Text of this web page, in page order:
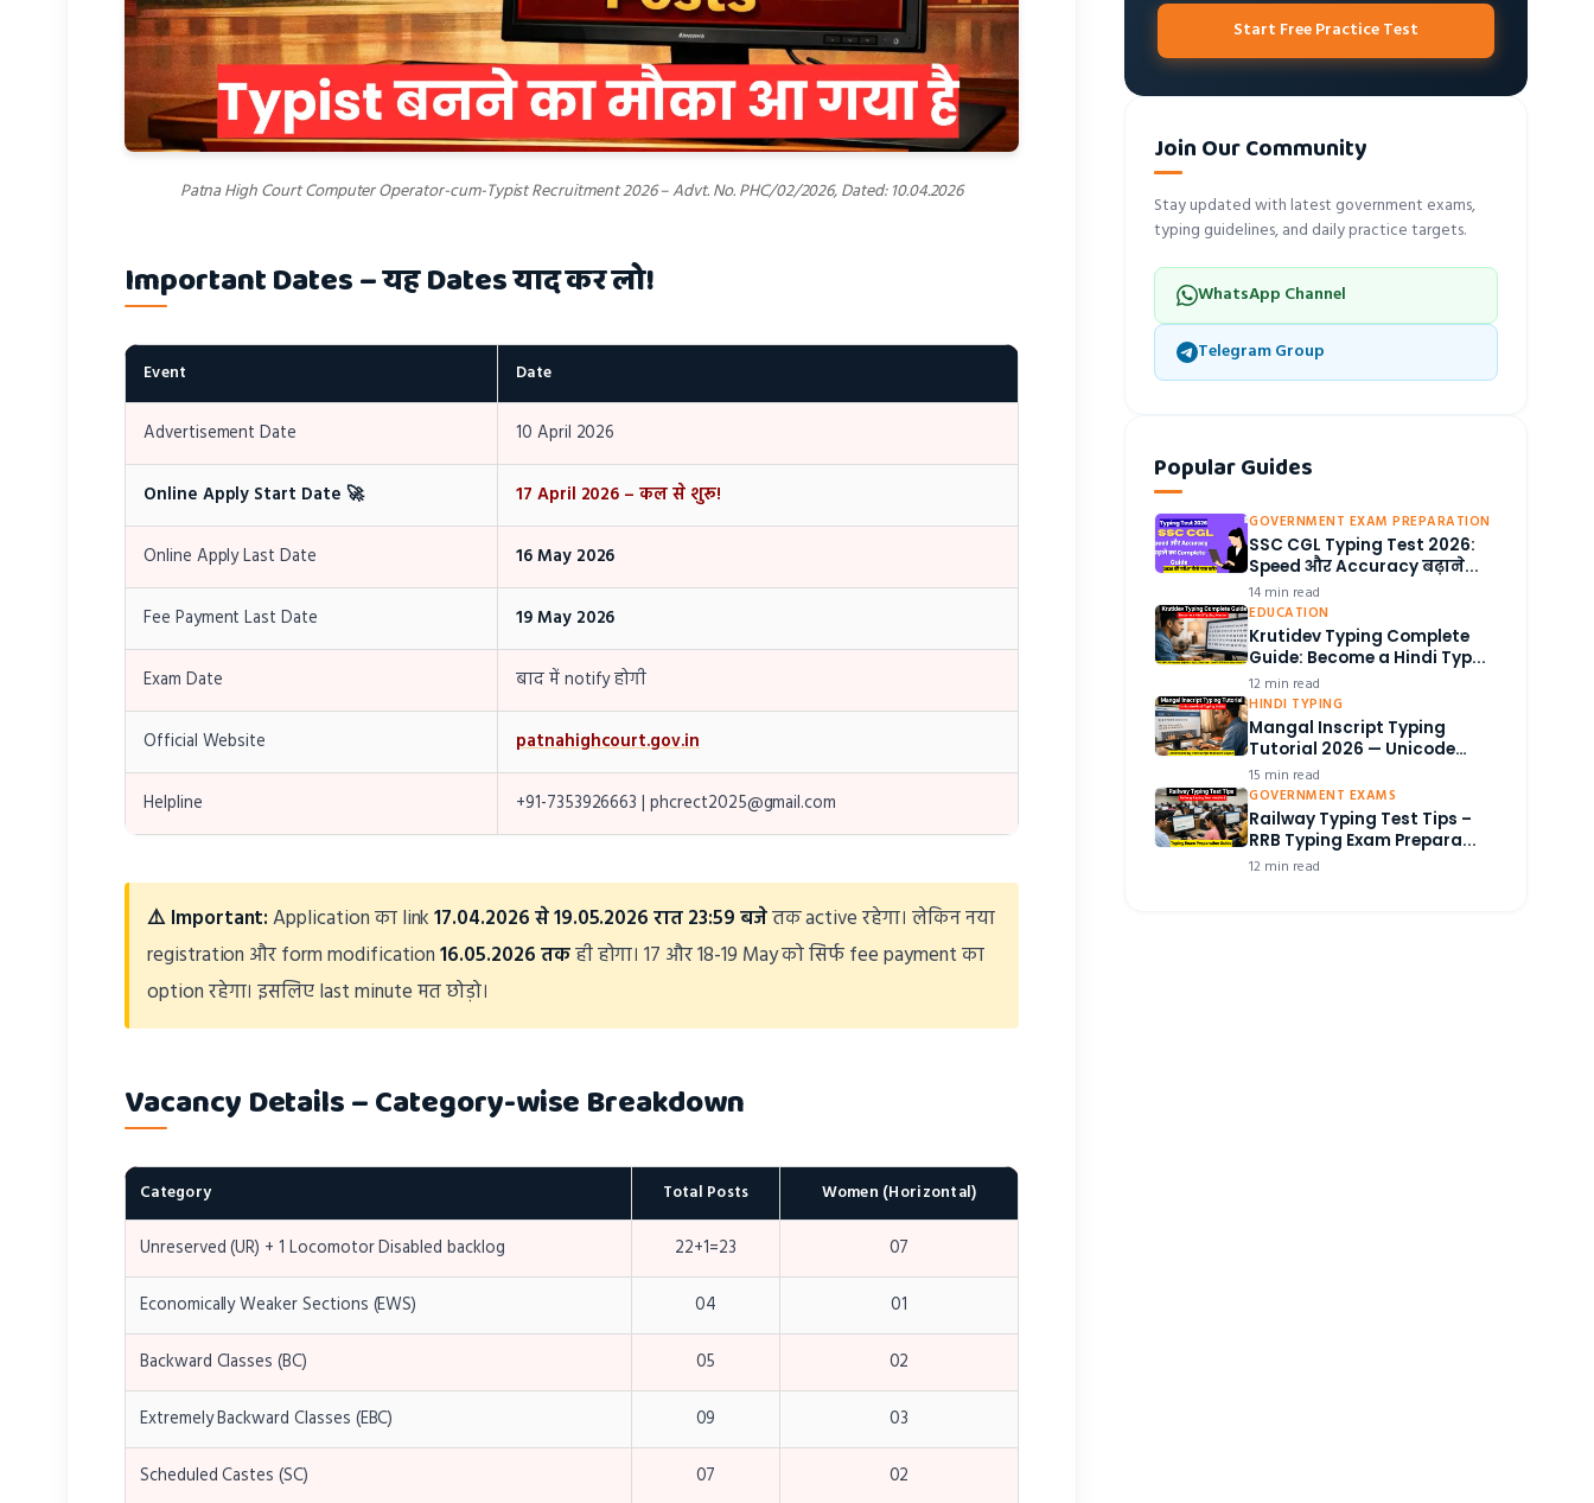
Patna High Court Computer Operator-cum-Typist Recruitment 2026 – Advt. No. PHC/02/2026, Dated: 10.04.2026
Important Dates – यह Dates याद कर लो!
Event Date
Advertisement Date 10 April 2026
Online Apply Start Date 🚀 17 April 2026 – कल से शुरू!
Online Apply Last Date 16 May 2026
Fee Payment Last Date 19 May 2026
Exam Date बाद में notify होगी
Official Website patnahighcourt.gov.in
Helpline +91-7353926663 | phcrect2025@gmail.com
⚠️ Important:Application का link17.04.2026 से 19.05.2026 रात 23:59 बजेतक active रहेगा। लेकिन नया
registration और form modification16.05.2026 तकही होगा। 17 और 18-19 May को सिर्फ fee payment का
option रहेगा। इसलिए last minute मत छोड़ो।
Vacancy Details – Category-wise Breakdown
Category Total Posts Women (Horizontal)
Unreserved (UR) + 1 Locomotor Disabled backlog 22+1=23
07
Economically Weaker Sections (EWS)
04
01
Backward Classes (BC)
05
02
Extremely Backward Classes (EBC)
09
03
Scheduled Castes (SC)
07
02
Start Free Practice Test
Join Our Community
Stay updated with latest government exams,
typing guidelines, and daily practice targets.
WhatsApp Channel
Telegram Group
Popular Guides
GOVERNMENT EXAM PREPARATION
SSC CGL Typing Test 2026:
Speed और Accuracy बढ़ाने...
14 min read
EDUCATION
Krutidev Typing Complete
Guide: Become a Hindi Typ...
12 min read
HINDI TYPING
Mangal Inscript Typing
Tutorial 2026 — Unicode
Hin...
15 min read
GOVERNMENT EXAMS
Railway Typing Test Tips –
RRB Typing Exam Prepara...
12 min read